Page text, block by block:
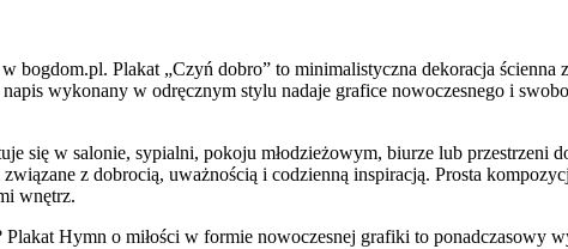
bogdom.pl. Plakat „Czyń dobro” to minimalistyczna dekoracja ścienna
wykonany w odręcznym stylu nadaje grafice nowoczesnego i
się w salonie, sypialni, pokoju młodzieżowym, biurze lub
z dobrocią, uważnością i codzienną inspiracją. Prosta
wnętrz.
Plakat Hymn o miłości w formie nowoczesnej grafiki to ponadczasowy